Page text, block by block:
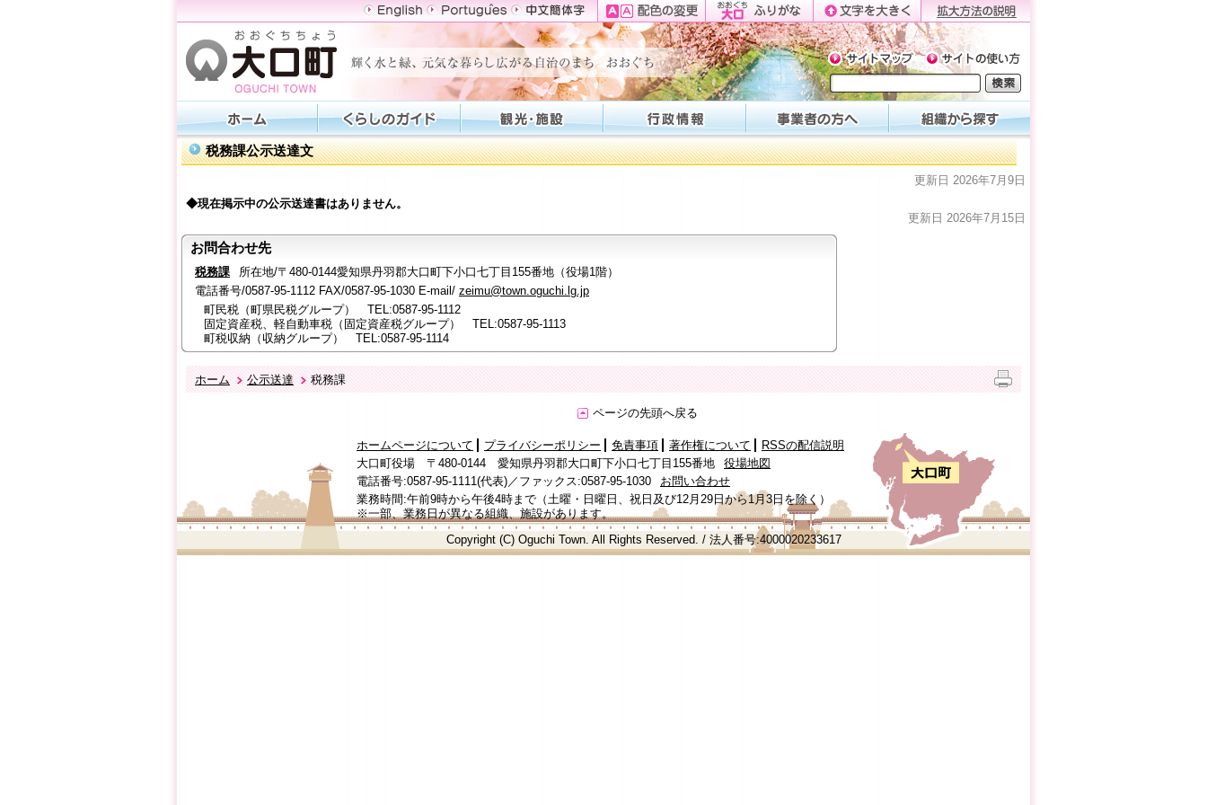
税務課公示送達文
更新日 2026年7月9日
◆現在掲示中の公示送達書はありません。
更新日 2026年7月15日
お問合わせ先
税務課
所在地/〒480-0144愛知県丹羽郡大口町下小口七丁目155番地（役場1階）
電話番号/0587-95-1112 FAX/0587-95-1030 E-mail/ zeimu@town.oguchi.lg.jp
町民税（町県民税グループ） TEL:0587-95-1112
固定資産税、軽自動車税（固定資産税グループ） TEL:0587-95-1113
町税収納（収納グループ） TEL:0587-95-1114
ホーム 公示送達 税務課
ページの先頭へ戻る
ホームページについて プライバシーポリシー 免責事項 著作権について
RSSの配信説明
大口町役場 〒480-0144 愛知県丹羽郡大口町下小口七丁目155番地
役場地図
電話番号:0587-95-1111(代表)／ファックス:0587-95-1030
お問い合わせ
業務時間:午前9時から午後4時まで（土曜・日曜日、祝日及び12月29日から1月3日を除く）
※一部、業務日が異なる組織、施設があります。
Copyright (C) Oguchi Town. All Rights Reserved. / 法人番号:4000020233617